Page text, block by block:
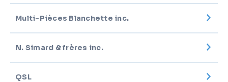
Multi-Pièces Blanchette inc.
N. Simard & frères inc.
QSL